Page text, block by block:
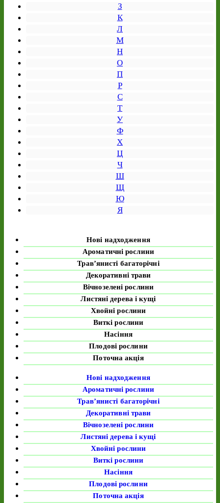
З
К
Л
М
Н
О
П
Р
С
Т
У
Ф
Х
Ц
Ч
Ш
Щ
Ю
Я
Нові надходження
Ароматичні рослини
Трав’янисті багаторічні
Декоративні трави
Вічнозелені рослини
Листяні дерева і кущі
Хвойні рослини
Виткі рослини
Насіння
Плодові рослини
Поточна акція
Нові надходження
Ароматичні рослини
Трав’янисті багаторічні
Декоративні трави
Вічнозелені рослини
Листяні дерева і кущі
Хвойні рослини
Виткі рослини
Насіння
Плодові рослини
Поточна акція